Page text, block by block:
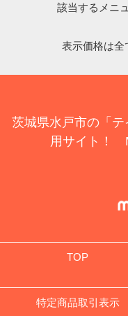
該当するメニ
表示価格は全
茨城県水戸市の「
用サイト！
TOP
特定商品取引表示